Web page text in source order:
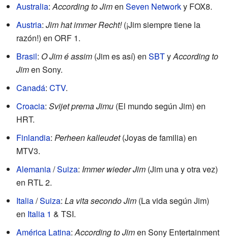
Australia:According to Jimen Seven Networky FOX8.
Austria: Jim hat immer Recht!(¡Jim siempre tiene la
razón!) en ORF 1.
Brasil: O Jim é assim (Jim es así) en SBTyAccording to
Jimen Sony.
Canadá: CTV.
Croacia: Svijet prema Jimu (El mundo según Jim) en
HRT.
Finlandia: Perheen kalleudet(Joyas de familia) en
MTV3.
Alemania/Suiza: Immer wieder Jim (Jim una y otra vez)
en RTL 2.
Italia/Suiza: La vita secondo Jim (La vida según Jim)
en Italia 1 & TSI.
América Latina:According to Jimen Sony Entertainment